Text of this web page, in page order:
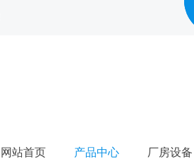
网站首页 产品中心 厂房设备